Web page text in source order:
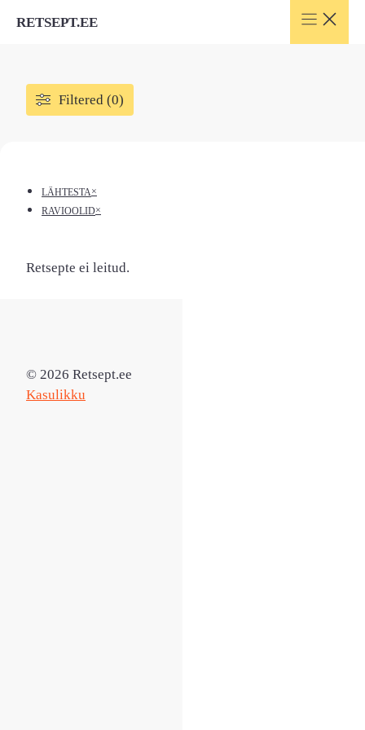
RETSEPT.EE
Filtered (0)
LÄHTESTA×
RAVIOOLID×
Retsepte ei leitud.
© 2026 Retsept.ee
Kasulikku